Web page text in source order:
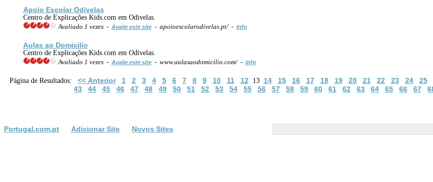
Apoio Escolar Odivelas
Centro de Explicações Kids.com em Odivelas.
Avaliado 1 vezes - Avalie este site- apoioescolarodivelas.pt/ - Info
Aulas ao Domicilio
Centro de Explicações Kids.com em Odivelas.
Avaliado 1 vezes - Avalie este site- www.aulasaodomicilio.com/ - Info
Página de Resultados: << Anterior 1 2 3 4 5 6 7 8 9 10 11 12 13 14 15 16 17 18 19 20 21 22 23 24 25
43
44 45 46 47 48 49 50 51 52 53 54 55 56 57 58 59 60 61 62 63 64 65 66 67
Portugal.com.pt Adicionar Site Novos Sites